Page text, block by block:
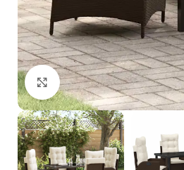
Click to enlarge